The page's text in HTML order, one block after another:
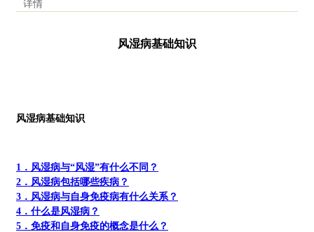
详情
风湿病基础知识
风湿病基础知识
1．风湿病与“风湿”有什么不同？
2．风湿病包括哪些疾病？
3．风湿病与自身免疫病有什么关系？
4．什么是风湿病？
5．免疫和自身免疫的概念是什么？